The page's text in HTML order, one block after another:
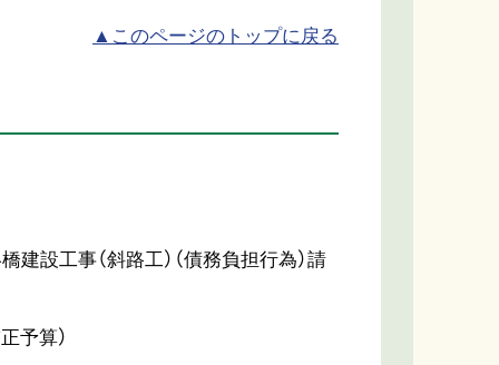
▲このページのトップに戻る
設工事（斜路工）（債務負担行為）請
予算）